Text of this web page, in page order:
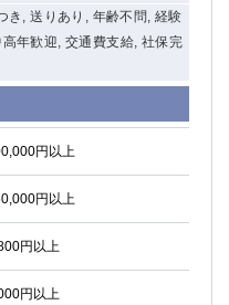
き, 送りあり, 年齢不問, 経験
年歓迎, 交通費支給, 社保完
円以上
円以上
円以上
円以上
村・福生エリア
北口／東口）
口）
線「赤羽駅」から徒歩2分 ②東
伎町 ②新宿 ③新宿三丁目 ④西
③東新宿
口）
山 ②池袋